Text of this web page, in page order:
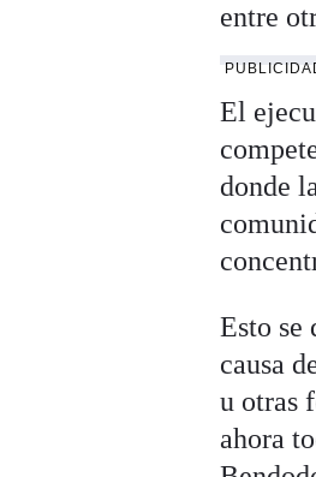
entre
El
donde
Esto se
causa
u otras
ahora